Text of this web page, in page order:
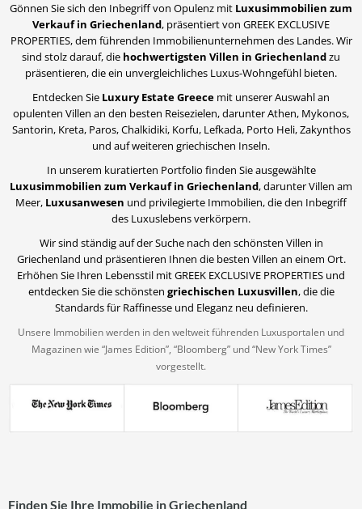
Gönnen Sie sich den Inbegriff von Opulenz mit Luxusimmobilien zum
Verkauf in Griechenland, präsentiert von GREEK EXCLUSIVE
PROPERTIES, dem führenden Immobilienunternehmen des Landes. Wir
sind stolz darauf, die hochwertigsten Villen in Griechenlandzu
präsentieren, die ein unvergleichliches Luxus-Wohngefühl bieten.
Entdecken Sie Luxury Estate Greece mit unserer Auswahl an
opulenten Villen an den besten Reisezielen, darunter Athen, Mykonos,
Santorin, Kreta, Paros, Chalkidiki, Korfu, Lefkada, Porto Heli, Zakynthos
und auf weiteren griechischen Inseln.
In unserem kuratierten Portfolio finden Sie ausgewählte
Luxusimmobilien zum Verkauf in Griechenland, darunter Villen am
Meer, Luxusanwesen und privilegierte Immobilien, die den Inbegriff
des Luxuslebens verkörpern.
Wir sind ständig auf der Suche nach den schönsten Villen in
Griechenland und präsentieren Ihnen die besten Villen an einem Ort.
Erhöhen Sie Ihren Lebensstil mit GREEK EXCLUSIVE PROPERTIES und
entdecken Sie die schönsten griechischen Luxusvillen, die die
Standards für Raffinesse und Eleganz neu definieren.
Unsere Immobilien werden in den weltweit führenden Luxusportalen und
Magazinen wie “James Edition”, “Bloomberg” und “New York Times”
vorgestellt.
Finden Sie Ihre Immobilie in Griechenland